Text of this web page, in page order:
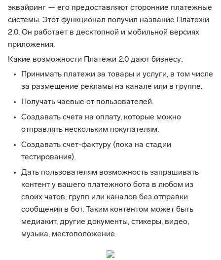
эквайринг — его предоставляют сторонние платежные
системы. Этот функционал получил название Платежи
2.0. Он работает в десктопной и мобильной версиях
приложения.
Какие возможности Платежи 2.0 дают бизнесу:
Принимать платежи за товары и услуги, в том числе
за размещение рекламы на канале или в группе.
Получать чаевые от пользователей.
Создавать счета на оплату, которые можно
отправлять нескольким покупателям.
Создавать счет-фактуру (пока на стадии
тестирования).
Дать пользователям возможность запрашивать
контент у вашего платежного бота в любом из
своих чатов, групп или каналов без отправки
сообщения в бот. Таким контентом может быть
медиакит, другие документы, стикеры, видео,
музыка, местоположение.